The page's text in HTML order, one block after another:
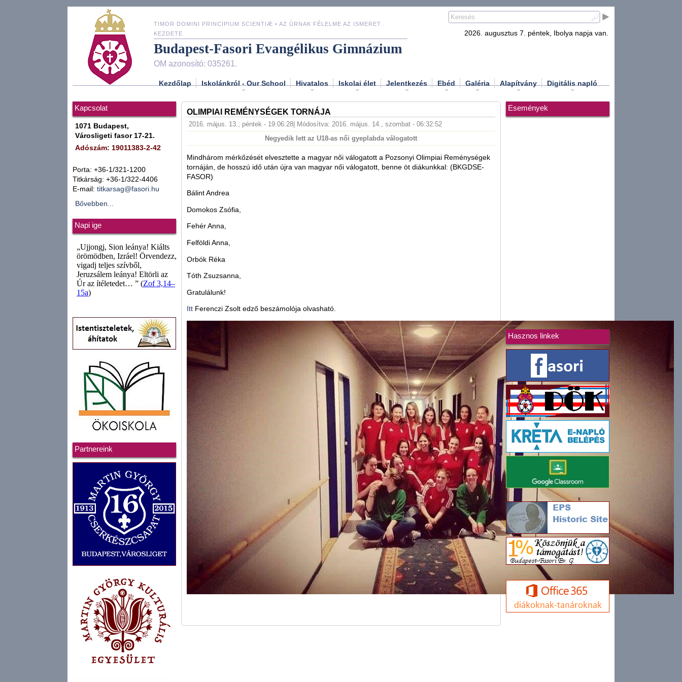
TIMOR DOMINI PRINCIPIUM SCIENTIÆ • AZ ÚRNAK FÉLELME AZ ISMERET
KEZDETE
Budapest-Fasori Evangélikus Gimnázium
OM azonosító: 035261.
2026. augusztus 7. péntek, Ibolya napja van.
Kezdőlap Iskolánkról - Our School Hivatalos Iskolai élet Jelentkezés Ebéd Galéria Alapítvány Digitális napló
Kapcsolat
1071 Budapest,
Városligeti fasor 17-21.
Adószám: 19011383-2-42
Porta: +36-1/321-1200
Titkárság: +36-1/322-4406
E-mail: titkarsag@fasori.hu
Bővebben...
Napi ige
Partnereink
OLIMPIAI REMÉNYSÉGEK TORNÁJA
2016. május. 13., péntek - 19:06:28 | Módosítva: 2016. május. 14., szombat - 06:32:52
Negyedik lett az U18-as női gyeplabda válogatott
Mindhárom mérkőzését elvesztette a magyar női válogatott a Pozsonyi Olimpiai Reménységek
tornáján, de hosszú idő után újra van magyar női válogatott, benne öt diákunkkal: (BKGDSE-
FASOR)
Bálint Andrea
Domokos Zsófia,
Fehér Anna,
Felföldi Anna,
Orbók Réka
Tóth Zsuzsanna,
Gratulálunk!
Itt Ferenczi Zsolt edző beszámolója olvasható.
Események
Hasznos linkek